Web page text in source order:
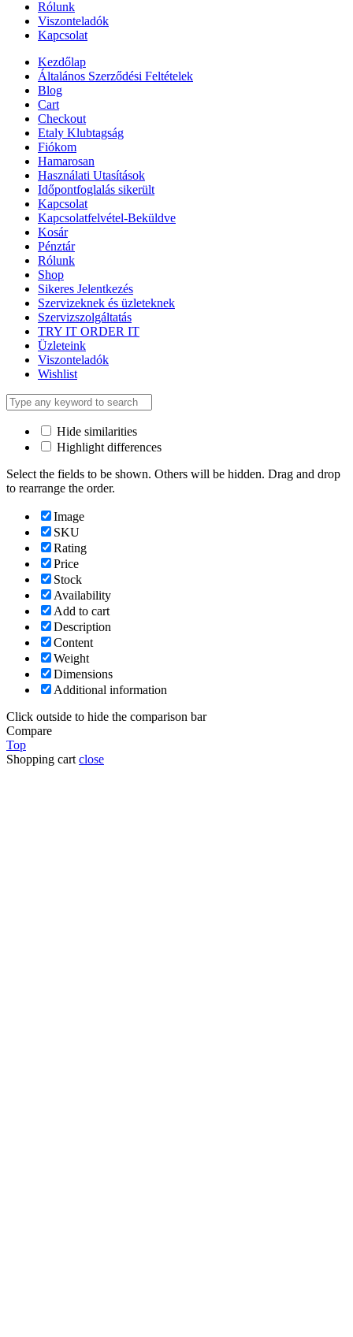
Rólunk
Viszonteladók
Kapcsolat
Kezdőlap
Általános Szerződési Feltételek
Blog
Cart
Checkout
Etaly Klubtagság
Fiókom
Hamarosan
Használati Utasítások
Időpontfoglalás sikerült
Kapcsolat
Kapcsolatfelvétel-Beküldve
Kosár
Pénztár
Rólunk
Shop
Sikeres Jelentkezés
Szervizeknek és üzleteknek
Szervizszolgáltatás
TRY IT ORDER IT
Üzleteink
Viszonteladók
Wishlist
Hide similarities
Highlight differences
Select the fields to be shown. Others will be hidden. Drag and drop
to rearrange the order.
Image
SKU
Rating
Price
Stock
Availability
Add to cart
Description
Content
Weight
Dimensions
Additional information
Click outside to hide the comparison bar
Compare
Top
Shopping cart close